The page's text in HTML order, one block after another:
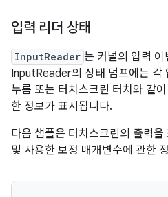
입력 리더 상태
InputReader 는 커널의 입력
InputReader의 상태 덤프에는 각
누름 또는 터치스크린 터치와 같
한 정보가 표시됩니다.
다음 샘플은 터치스크린의 출력
및 사용한 보정 매개변수에 관한